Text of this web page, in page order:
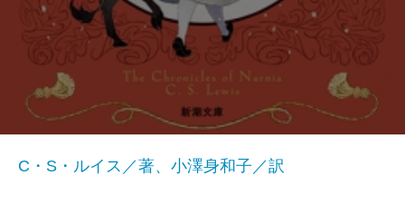
C・S・ルイス／著、小澤身和子／訳